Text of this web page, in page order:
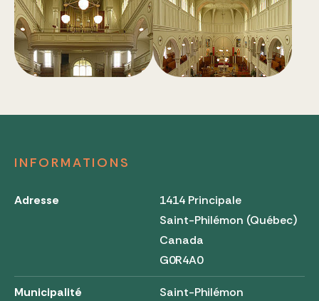
INFORMATIONS
Adresse
1414 Principale
Saint-Philémon (Québec)
Canada
G0R4A0
Municipalité Saint-Philémon